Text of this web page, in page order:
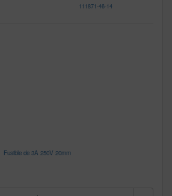
111871-46-14
Fusible de 3A 250V 20mm